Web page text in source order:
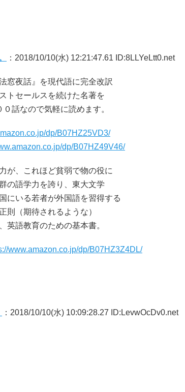
：2018/10/10(水) 12:21:47.61 ID:8LLYeLtt0.net
窓夜話』を現代語に完全改訳
トセールスを続けた名著を
話なので気軽に読めます。
dp/B07HZ25VD3/
dp/B07HZ49V46/
が、これほど貧弱で物の役に
の語学力を誇り、東大文学
にいる若者が外国語を習得する
則（期待されるような）
英語教育のための基本書。
www.amazon.co.jp/dp/B07HZ3Z4DL/
：2018/10/10(水) 10:09:28.27 ID:LevwOcDv0.net